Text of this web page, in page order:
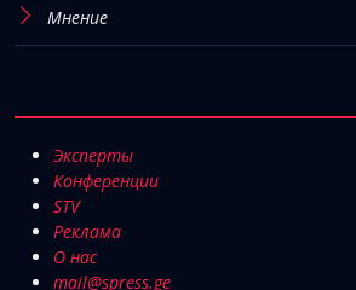
Мнение
Эксперты
Конференции
STV
Реклама
О нас
mail@spress.ge